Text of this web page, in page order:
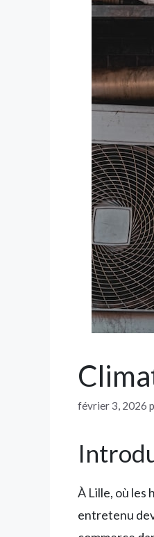
février 3, 2026
À Lille, où les
entretenu